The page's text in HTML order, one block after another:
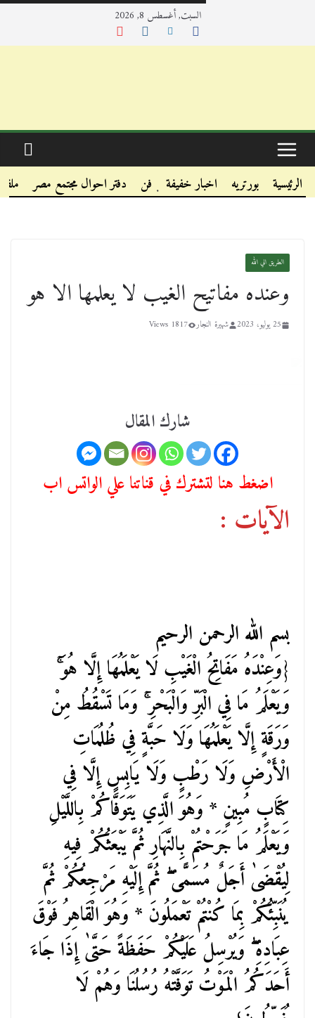
السبت, أغسطس 8, 2026
.
.
الرئيسية بورتريه اخبار خفيفة فن دفتر احوال مجتمع مصر
الطريق الي الله
وعنده مفاتيح الغيب لا يعلمها الا هو
25 يوليو، 2023 شهيرة النجار 1817 Views
شارك المقال
اضغط هنا لتشترك في قناتنا علي الواتس اب
الآيات :
بسم الله الرحمن الرحيم
{وَعِنْدَهُ مَفَاتِحُ الْغَيْبِ لَا يَعْلَمُهَا إِلَّا هُوَ ۚ
وَيَعْلَمُ مَا فِي الْبَرِّ وَالْبَحْرِ ۚ وَمَا تَسْقُطُ مِنْ
وَرَقَةٍ إِلَّا يَعْلَمُهَا وَلَا حَبَّةٍ فِي ظُلُمَاتِ
الْأَرْضِ وَلَا رَطْبٍ وَلَا يَابِسٍ إِلَّا فِي
كِتَابٍ مُبِينٍ * وَهُوَ الَّذِي يَتَوَفَّاكُمْ بِاللَّيْلِ
وَيَعْلَمُ مَا جَرَحْتُمْ بِالنَّهَارِ ثُمَّ يَبْعَثُكُمْ فِيهِ
لِيُقْضَىٰ أَجَلٌ مُسَمًّى ۖ ثُمَّ إِلَيْهِ مَرْجِعُكُمْ ثُمَّ
يُنَبِّئُكُمْ بِمَا كُنْتُمْ تَعْمَلُونَ * وَهُوَ الْقَاهِرُ فَوْقَ
عِبَادِهِ ۖ وَيُرْسِلُ عَلَيْكُمْ حَفَظَةً حَتَّىٰ إِذَا جَاءَ
أَحَدَكُمُ الْمَوْتُ تَوَفَّتْهُ رُسُلُنَا وَهُمْ لَا